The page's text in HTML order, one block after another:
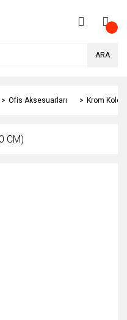
ARA
Ofis Aksesuarları Krom
CM)